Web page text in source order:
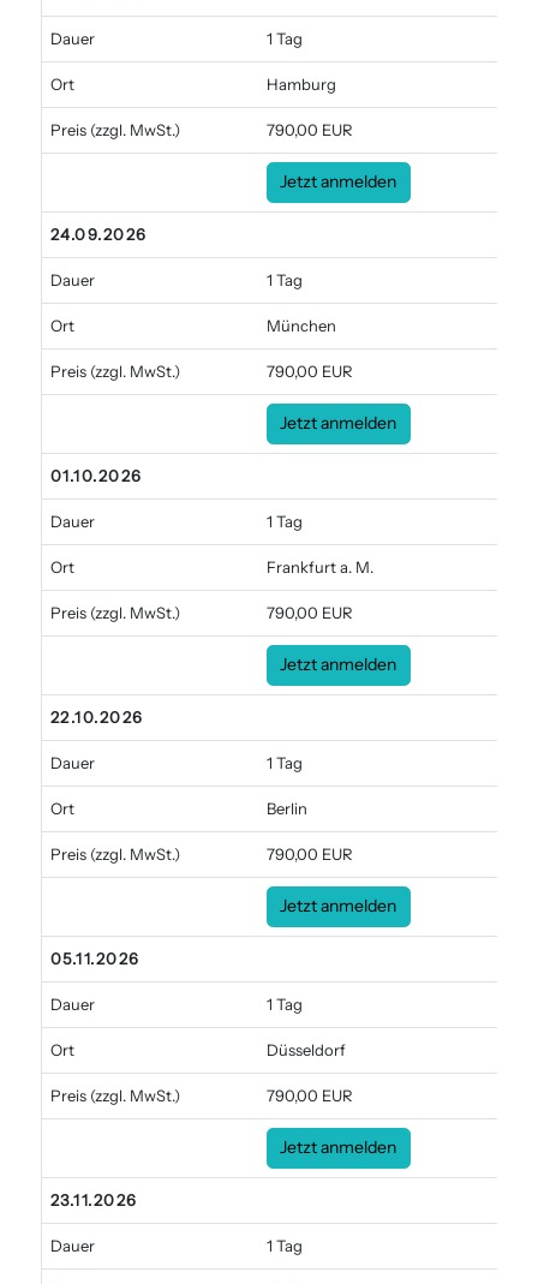
Dauer 1 Tag
Ort Hamburg
Preis (zzgl. MwSt.) 790,00 EUR
Jetzt anmelden
24.09.2026
Dauer 1 Tag
Ort München
Preis (zzgl. MwSt.) 790,00 EUR
Jetzt anmelden
01.10.2026
Dauer 1 Tag
Ort Frankfurt a. M.
Preis (zzgl. MwSt.) 790,00 EUR
Jetzt anmelden
22.10.2026
Dauer 1 Tag
Ort Berlin
Preis (zzgl. MwSt.) 790,00 EUR
Jetzt anmelden
05.11.2026
Dauer 1 Tag
Ort Düsseldorf
Preis (zzgl. MwSt.) 790,00 EUR
Jetzt anmelden
23.11.2026
Dauer 1 Tag